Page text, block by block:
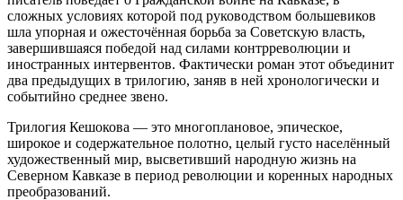
сложных условиях которой под руководством большевиков
шла упорная и ожесточённая борьба за Советскую власть,
завершившаяся победой над силами контрреволюции и
иностранных интервентов. Фактически роман этот объединит
два предыдущих в трилогию, заняв в ней хронологически и
событийно среднее звено.
Трилогия Кешокова — это многоплановое, эпическое,
широкое и содержательное полотно, целый густо населённый
художественный мир, высветивший народную жизнь на
Северном Кавказе в период революции и коренных народных
преобразований.